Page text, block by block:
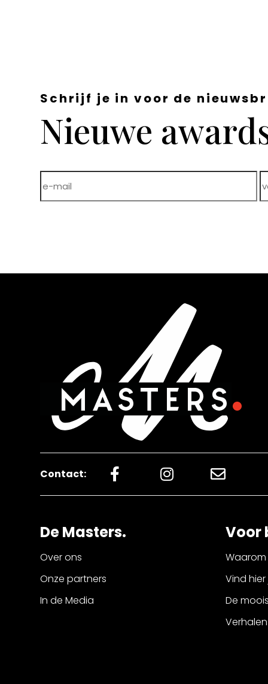
Schrijf je in voor de
Nieuwe
Contact:
De Masters.
Over ons
Onze partners
In de Media
Voor
Vind
De